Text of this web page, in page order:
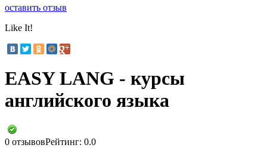
оставить отзыв
Like It!
EASY LANG - курсы
английского языка
0 отзывовРейтинг: 0.0